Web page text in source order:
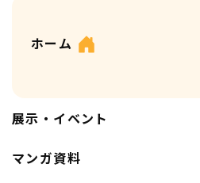
ホーム
展示・イベント
マンガ資料